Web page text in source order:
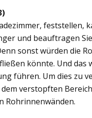
feststellen,
und beauftragen
sonst würden die
könnte. Und das
führen. Um dies zu
verstopften
Rohrinnenwänden.